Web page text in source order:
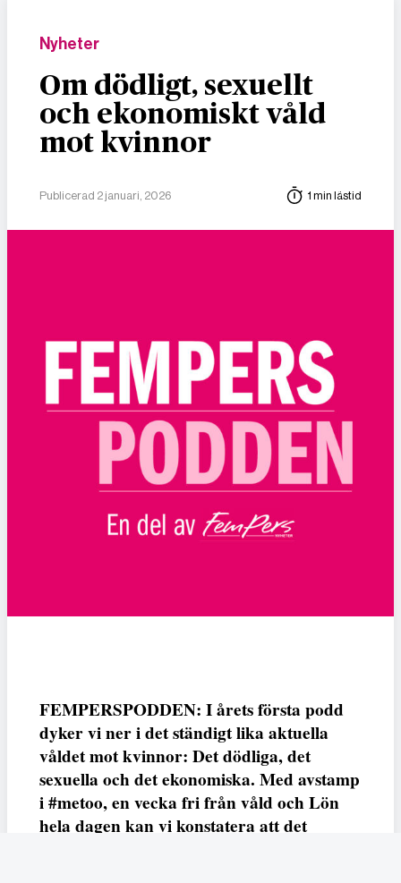
Nyheter
Om dödligt, sexuellt
och ekonomiskt våld
mot kvinnor
Publicerad 2 januari, 2026 1 min lästid
FEMPERSPODDEN: I årets första podd
dyker vi ner i det ständigt lika aktuella
våldet mot kvinnor: Det dödliga, det
sexuella och det ekonomiska. Med avstamp
i #metoo, en vecka fri från våld och Lön
hela dagen kan vi konstatera att det